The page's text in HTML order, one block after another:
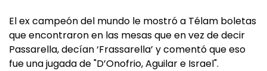
El ex campeón del mundo le mostró a Télam boletas
que encontraron en las mesas que en vez de decir
Passarella, decían ‘Frassarella’ y comentó que eso
fue una jugada de "D’Onofrio, Aguilar e Israel".